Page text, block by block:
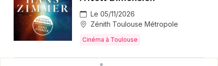
Le 05/11/2026
Zénith Toulouse Métropole
Cinéma à Toulouse